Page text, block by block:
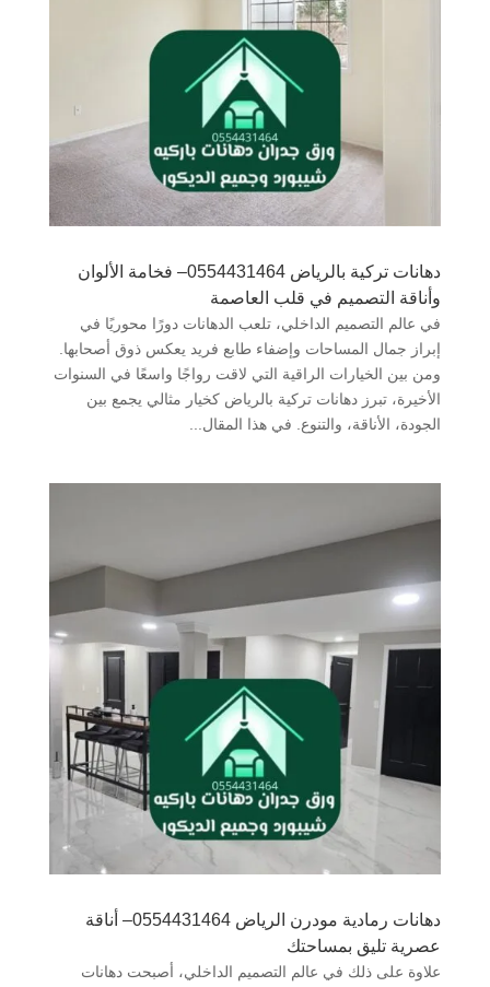
دهانات تركية بالرياض 0554431464– فخامة الألوان
وأناقة التصميم في قلب العاصمة
في عالم التصميم الداخلي، تلعب الدهانات دورًا محوريًا في
إبراز جمال المساحات وإضفاء طابع فريد يعكس ذوق أصحابها.
ومن بين الخيارات الراقية التي لاقت رواجًا واسعًا في السنوات
الأخيرة، تبرز دهانات تركية بالرياض كخيار مثالي يجمع بين
الجودة، الأناقة، والتنوع. في هذا المقال...
دهانات رمادية مودرن الرياض 0554431464– أناقة
عصرية تليق بمساحتك
علاوة على ذلك في عالم التصميم الداخلي، أصبحت دهانات